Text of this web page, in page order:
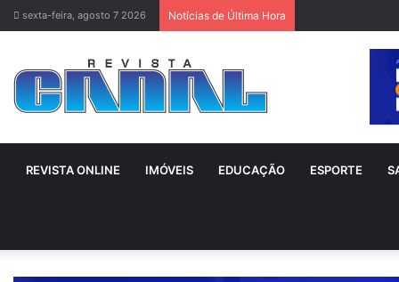
sexta-feira, agosto 7 2026 Notícias de Última Hora
REVISTA ONLINE IMÓVEIS EDUCAÇÃO ESPORTE